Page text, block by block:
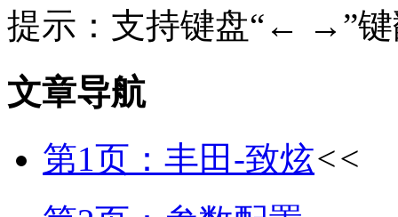
提示：支持键盘“← →”键
文章导航
第1页：丰田-致炫<<